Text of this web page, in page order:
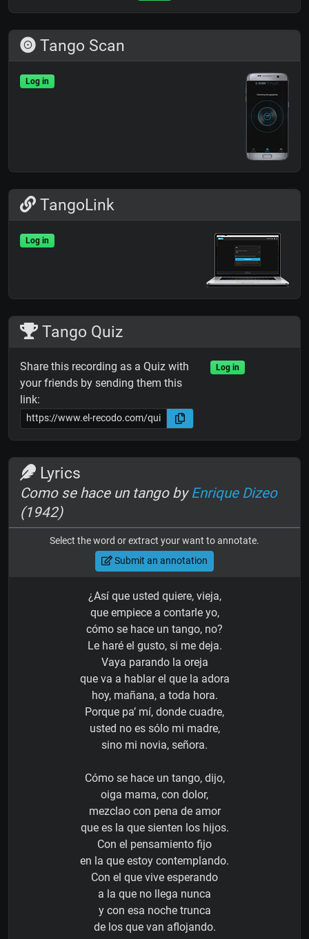
Tango Scan
Log in
TangoLink
Log in
Tango Quiz
Share this recording as a Quiz with
your friends by sending them this
link:
Log in
Lyrics
Como se hace un tango byEnrique Dizeo
(1942)
Select the word or extract your want to annotate.
Submit an annotation
¿Así que usted quiere, vieja,
que empiece a contarle yo,
cómo se hace un tango, no?
Le haré el gusto, si me deja.
Vaya parando la oreja
que va a hablar el que la adora
hoy, mañana, a toda hora.
Porque pa’ mí, donde cuadre,
usted no es sólo mi madre,
sino mi novia, señora.
Cómo se hace un tango, dijo,
oiga mama, con dolor,
mezclao con pena de amor
que es la que sienten los hijos.
Con el pensamiento fijo
en la que estoy contemplando.
Con el que vive esperando
a la que no llega nunca
y con esa noche trunca
de los que van aflojando.